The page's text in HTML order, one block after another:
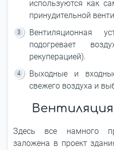
используются как
принудительной
Вентиляционная
подогревает
рекуперацией).
Выходные и
свежего воздуха и
Здесь все намного
заложена в проект